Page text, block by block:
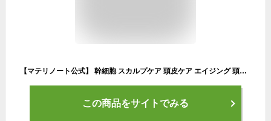
【マテリノート公式】 幹細胞 スカルプケア 頭皮ケア エイジング 頭皮老化 無香料 美容室専売 女性 抜け毛 サロン 抗酸化 ケラチン スカルプ ケケアケア 120ml 白髪ケア 黒髪 美容液 育毛 ローション 薄毛 予防 キャピキシル 白髪 フラーレン 産後 髪質改善
この商品をサイトでみる